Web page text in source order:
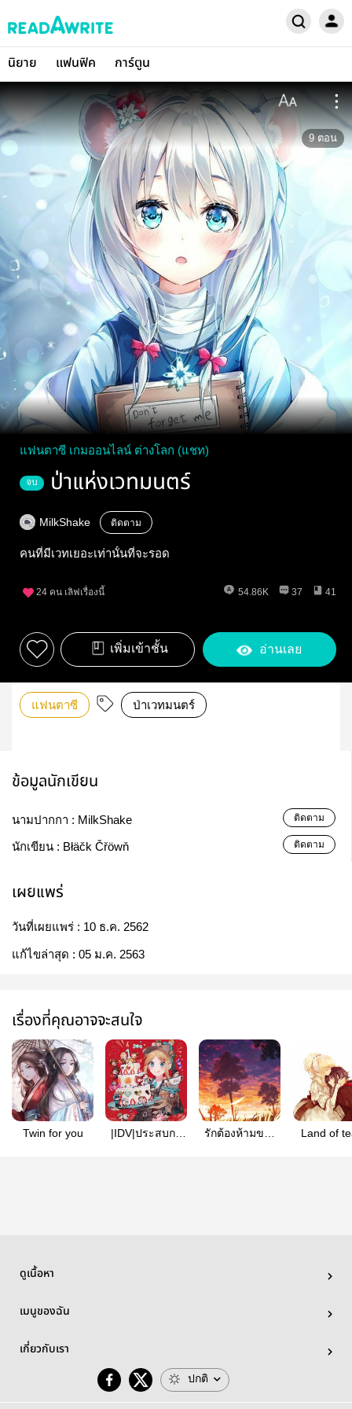
นิยาย แฟนฟิค การ์ตูน
9 ตอน
แฟนตาซี เกมออนไลน์ ต่างโลก (แชท)
จบ ป่าแห่งเวทมนตร์
MilkShake ติดตาม
คนที่มีเวทเยอะเท่านั้นที่จะรอด
24 คน เลิฟเรื่องนี้ 54.86K 37 41
เพิ่มเข้าชั้น อ่านเลย
แฟนตาซี ป่าเวทมนตร์
ข้อมูลนักเขียน
นามปากกา : MilkShake ติดตาม
นักเขียน : Błäčk Čřöwň ติดตาม
เผยแพร่
วันที่เผยแพร่ : 10 ธ.ค. 2562
แก้ไขล่าสุด : 05 ม.ค. 2563
เรื่องที่คุณอาจจะสนใจ
Twin for you
|IDV|ประสบกา
รักต้องห้ามของ
ดูเนื้อหา
เมนูของฉัน
เกี่ยวกับเรา
ปกติ